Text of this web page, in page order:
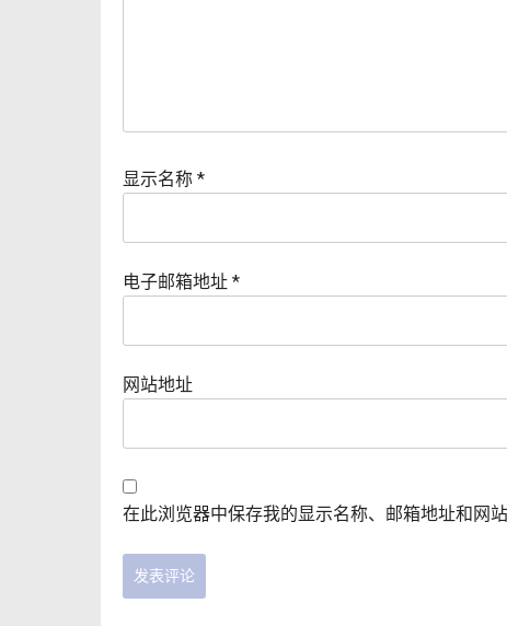
显示名称 *
电子邮箱地址 *
网站地址
在此浏览器中保存我的显示名称、邮箱地址和网